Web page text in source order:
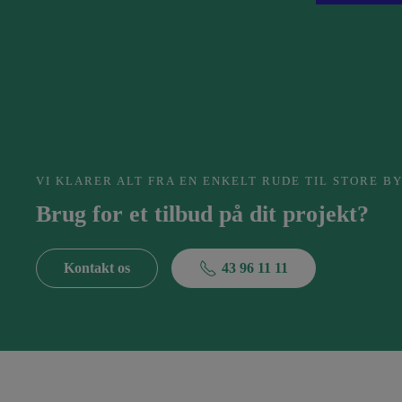
VI KLARER ALT FRA EN ENKELT RUDE TIL STORE
Brug for et tilbud på dit projekt?
Kontakt os 43 96 11 11